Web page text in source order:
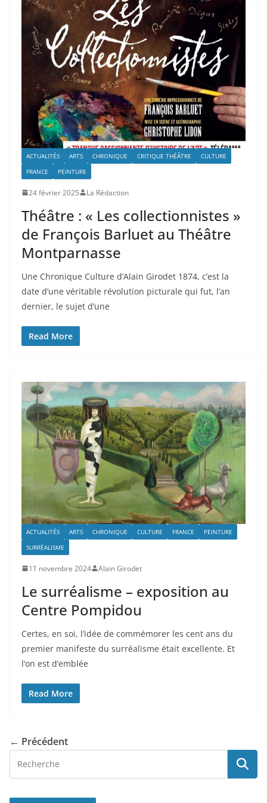
ACTUALITÉS ARTS CHRONIQUE CRITIQUE THÉÂTRE
CULTURE
FRANCE
PEINTURE
24 février 2025 La Rédaction
Théâtre : « Les collectionnistes »
de François Barluet au Théâtre
Montparnasse
Une Chronique Culture d’Alain Girodet 1874, c’est la
date d’une véritable révolution picturale qui fut, l’an
dernier, le sujet d’une
Read More
ACTUALITÉS ARTS CHRONIQUE CULTURE FRANCE
PEINTURE
SURRÉALISME
11 novembre 2024 Alain Girodet
Le surréalisme – exposition au
Centre Pompidou
Certes, en soi, l’idée de commémorer les cent ans du
premier manifeste du surréalisme était excellente. Et
l’on est d’emblée
Read More
← Précédent